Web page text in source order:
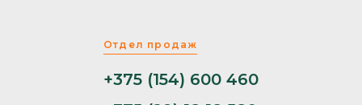
Отдел продаж
+375 (154) 600 460